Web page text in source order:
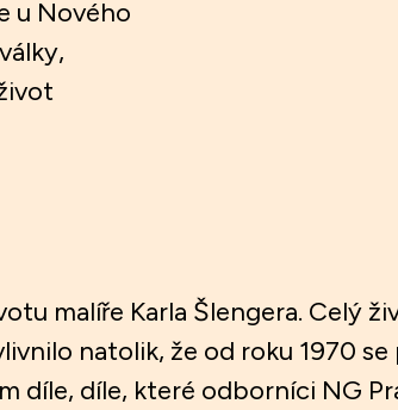
u Nového
malíře Karla Šlengera. Celý
natolik, že od roku 1970
díle, díle, které odborníci NG